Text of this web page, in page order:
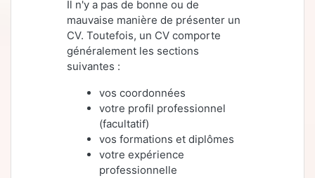
Il n'y a pas de bonne ou de
mauvaise manière de présenter un
CV. Toutefois, un CV comporte
généralement les sections
suivantes :
vos coordonnées
votre profil professionnel
(facultatif)
vos formations et diplômes
votre expérience
professionnelle